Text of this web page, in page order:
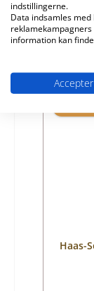
Haas-
indstillingerne.
Data indsamles
information kan